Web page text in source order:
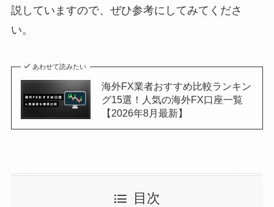
説していますので、ぜひ参考にしてみてくださ
い。
あわせて読みたい
海外FX業者おすすめ比較ランキン
グ15選！人気の海外FX口座一覧
【2026年8月最新】
目次